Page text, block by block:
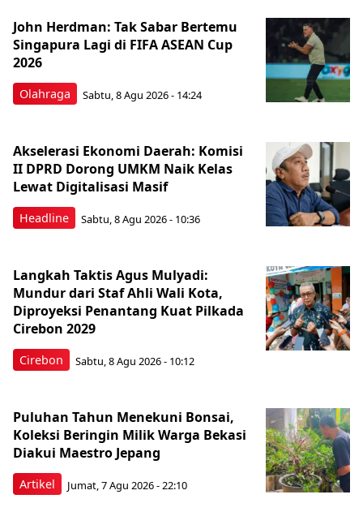
Olahraga
John Herdman: Tak Sabar Bertemu
Singapura Lagi di FIFA ASEAN Cup
2026
Sabtu, 8 Agu 2026 - 14:24
Headline
Akselerasi Ekonomi Daerah: Komisi
II DPRD Dorong UMKM Naik Kelas
Lewat Digitalisasi Masif
Sabtu, 8 Agu 2026 - 10:36
Cirebon
Langkah Taktis Agus Mulyadi:
Mundur dari Staf Ahli Wali Kota,
Diproyeksi Penantang Kuat Pilkada
Cirebon 2029
Sabtu, 8 Agu 2026 - 10:12
Artikel
Puluhan Tahun Menekuni Bonsai,
Koleksi Beringin Milik Warga Bekasi
Diakui Maestro Jepang
Jumat, 7 Agu 2026 - 22:10